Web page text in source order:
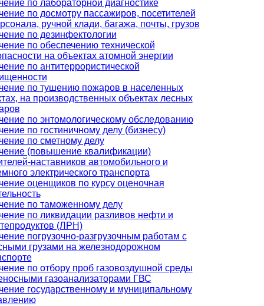
по лабораторной диагностике
по досмотру пассажиров, посетителей
ручной клади, багажа, почты, грузов
по дезинфектологии
по обеспечению технической
на объектах атомной энергии
по антитеррористической
по тушению пожаров в населенных
на производственных объектах лесных
по энтомологическому обследованию
по гостиничному делу (бизнесу)
по сметному делу
(повышение квалификации)
наставников автомобильного и
электрического транспорта
оценщиков по курсу оценочная
по таможенному делу
по ликвидации разливов нефти и
(ЛРН)
погрузочно-разгрузочным работам с
грузами на железнодорожном
по отбору проб газовоздушной среды
газоанализаторами ГВС
государственному и муниципальному